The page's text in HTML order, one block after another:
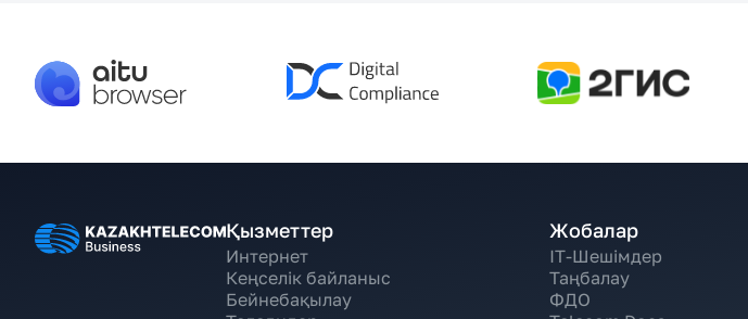
Қызметтер
Интернет
Кеңселік байланыс
Бейнебақылау
Жобалар
IT-Шешімдер
Таңбалау
ФДО